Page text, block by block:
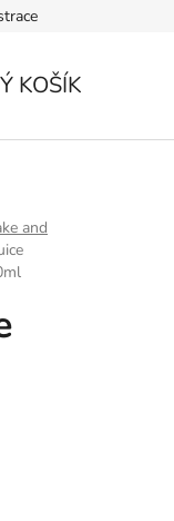
údajů
KOŠÍK
and